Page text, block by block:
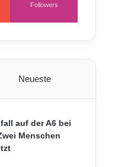
Followers
Neueste
auf der A6 bei
Menschen